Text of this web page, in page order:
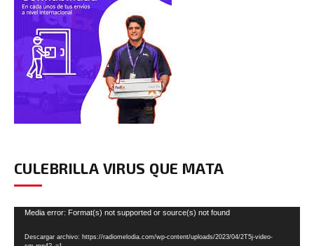
CULEBRILLA VIRUS QUE MATA
Reproductor
vídeo
Media error: Format(s) not supported or source(s) not found
Descargar archivo: https://radiomelodia.com/wp-content/uploads/2023/04/2T5j-video-